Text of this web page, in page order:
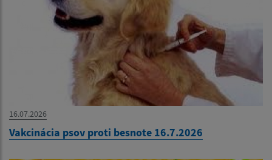
16.07.2026
Vakcinácia psov proti besnote 16.7.2026